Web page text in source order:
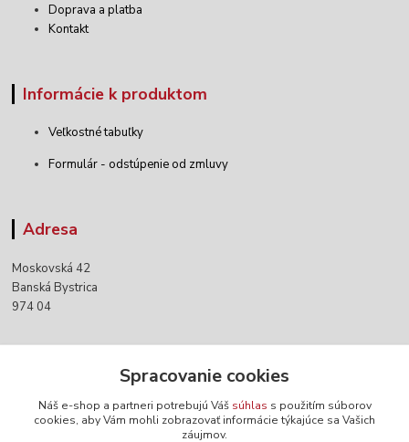
Doprava a platba
Kontakt
Informácie k produktom
Veľkostné tabuľky
Formulár - odstúpenie od zmluvy
Adresa
Moskovská 42
Banská Bystrica
974 04
+421 903 152 158
Spracovanie cookies
Náš e-shop a partneri potrebujú Váš súhlas s použitím súborov
cookies, aby Vám mohli zobrazovať informácie týkajúce sa Vašich
záujmov.